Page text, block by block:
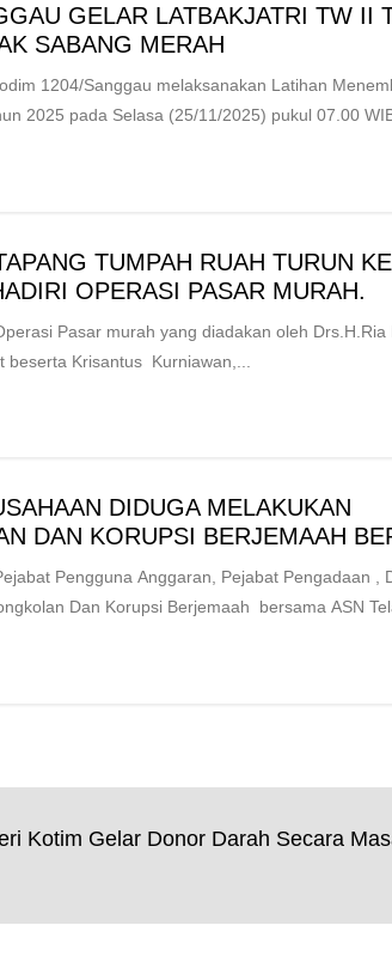
GELAR LATBAKJATRI TW II
SABANG MERAH
1204/Sanggau melaksanakan Latihan
2025 pada Selasa (25/11/2025) pukul 07.00
TUMPAH RUAH TURUN
OPERASI PASAR MURAH.
Pasar murah yang diadakan oleh Drs.H.Ria
Krisantus Kurniawan,...
DIDUGA MELAKUKAN
DAN KORUPSI BERJEMAAH
Pengguna Anggaran, Pejabat Pengadaan ,
Dan Korupsi Berjemaah bersama ASN
Kotim Gelar Donor Darah Secara